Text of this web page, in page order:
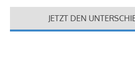
JETZT DEN